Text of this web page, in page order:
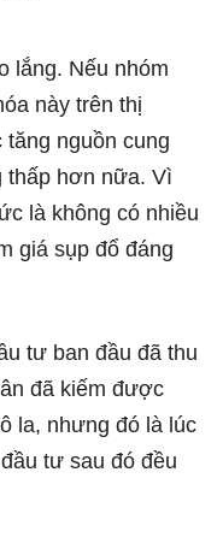
lắng. Nếu nhóm
này trên thị
nguồn cung
thấp hơn nữa. Vì
là không có nhiều
giá sụp đổ đáng
tư ban đầu đã thu
đã kiếm được
la, nhưng đó là lúc
tư sau đó đều